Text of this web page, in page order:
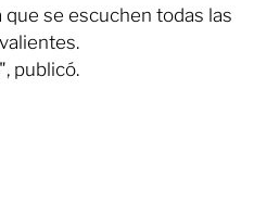
que se escuchen todas las
publicó.